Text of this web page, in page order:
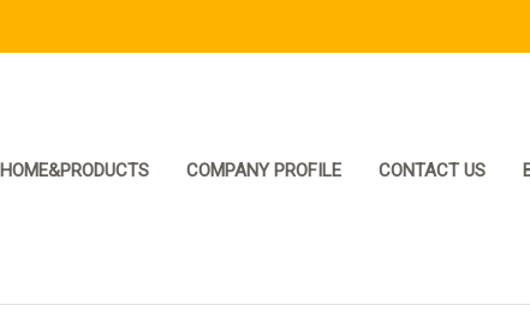
HOME&PRODUCTS COMPANY PROFILE CONTACT US